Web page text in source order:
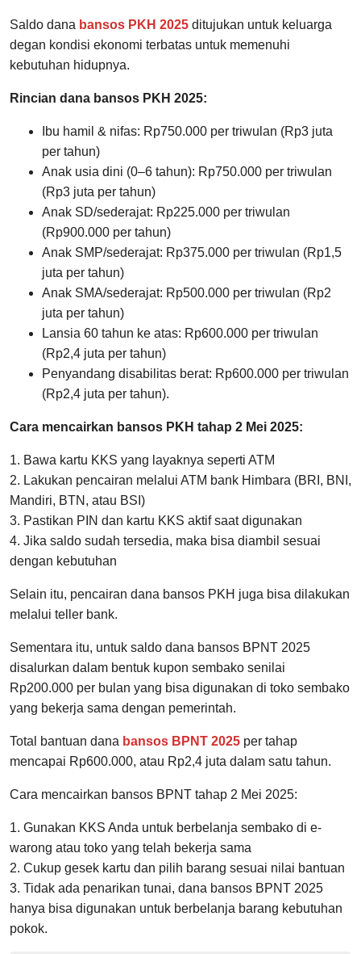
Saldo dana bansos PKH 2025 ditujukan untuk keluarga
degan kondisi ekonomi terbatas untuk memenuhi
kebutuhan hidupnya.
Rincian dana bansos PKH 2025:
Ibu hamil & nifas: Rp750.000 per triwulan (Rp3 juta
per tahun)
Anak usia dini (0–6 tahun): Rp750.000 per triwulan
(Rp3 juta per tahun)
Anak SD/sederajat: Rp225.000 per triwulan
(Rp900.000 per tahun)
Anak SMP/sederajat: Rp375.000 per triwulan (Rp1,5
juta per tahun)
Anak SMA/sederajat: Rp500.000 per triwulan (Rp2
juta per tahun)
Lansia 60 tahun ke atas: Rp600.000 per triwulan
(Rp2,4 juta per tahun)
Penyandang disabilitas berat: Rp600.000 per triwulan
(Rp2,4 juta per tahun).
Cara mencairkan bansos PKH tahap 2 Mei 2025:
1. Bawa kartu KKS yang layaknya seperti ATM
2. Lakukan pencairan melalui ATM bank Himbara (BRI, BNI,
Mandiri, BTN, atau BSI)
3. Pastikan PIN dan kartu KKS aktif saat digunakan
4. Jika saldo sudah tersedia, maka bisa diambil sesuai
dengan kebutuhan
Selain itu, pencairan dana bansos PKH juga bisa dilakukan
melalui teller bank.
Sementara itu, untuk saldo dana bansos BPNT 2025
disalurkan dalam bentuk kupon sembako senilai
Rp200.000 per bulan yang bisa digunakan di toko sembako
yang bekerja sama dengan pemerintah.
Total bantuan dana bansos BPNT 2025 per tahap
mencapai Rp600.000, atau Rp2,4 juta dalam satu tahun.
Cara mencairkan bansos BPNT tahap 2 Mei 2025:
1. Gunakan KKS Anda untuk berbelanja sembako di e-
warong atau toko yang telah bekerja sama
2. Cukup gesek kartu dan pilih barang sesuai nilai bantuan
3. Tidak ada penarikan tunai, dana bansos BPNT 2025
hanya bisa digunakan untuk berbelanja barang kebutuhan
pokok.